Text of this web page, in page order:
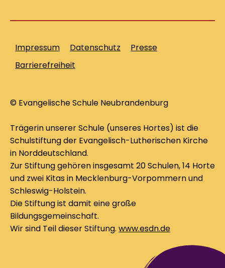
© Evangelische Schule Neubrandenburg
Trägerin unserer Schule (unseres Hortes) ist die
Schulstiftung der Evangelisch-Lutherischen Kirche
in Norddeutschland.
Zur Stiftung gehören insgesamt 20 Schulen, 14 Horte
und zwei Kitas in Mecklenburg-Vorpommern und
Schleswig-Holstein.
Die Stiftung ist damit eine große
Bildungsgemeinschaft.
Wir sind Teil dieser Stiftung. www.esdn.de
Impressum Datenschutz
Presse
Barrierefreiheit